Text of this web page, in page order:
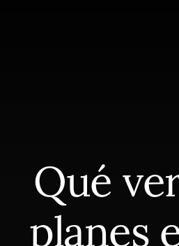
Qué
planes